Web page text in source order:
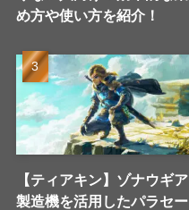
め方や使い方を紹介！
【ティアキン】ゾナウギア
製造機を活用したパラセー